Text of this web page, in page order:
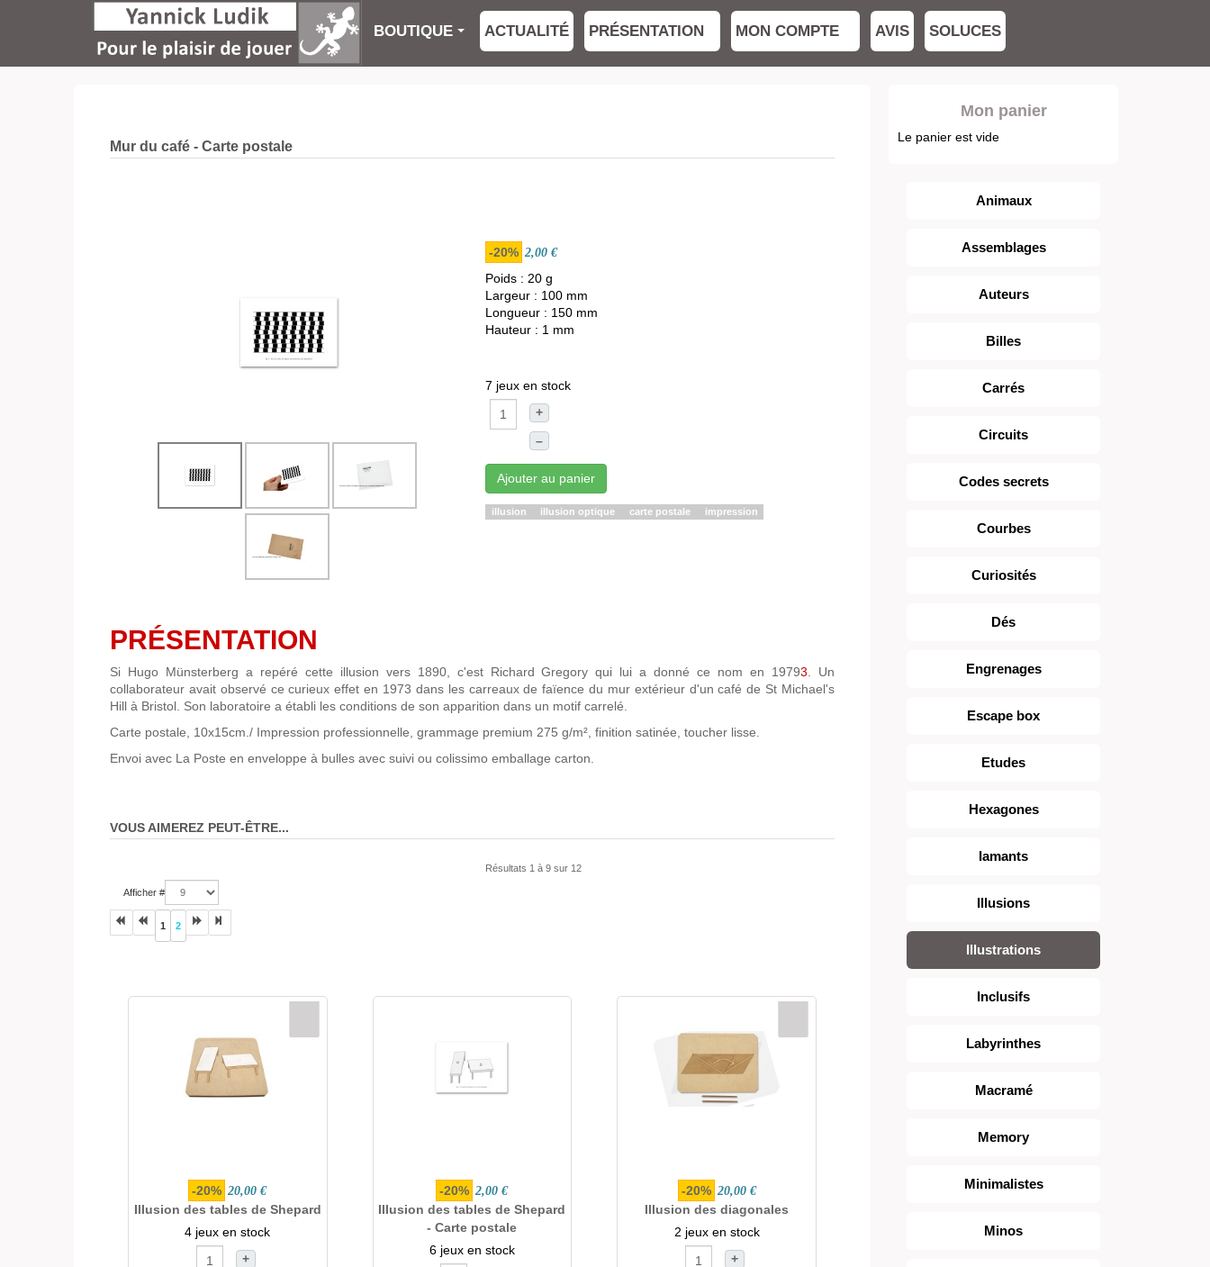
BOUTIQUE ACTUALITÉ PRÉSENTATION MON COMPTE AVIS SOLUCES
Mur du café - Carte postale
-20% 2,00 €
Poids : 20 g
Largeur : 100 mm
Longueur : 150 mm
Hauteur : 1 mm
7 jeux en stock
+
–
Ajouter au panier
illusion illusion optique carte postale impression
PRÉSENTATION
Si Hugo Münsterberg a repéré cette illusion vers 1890, c'est Richard Gregory qui lui a donné ce nom en 19793 . Un
collaborateur avait observé ce curieux effet en 1973 dans les carreaux de faïence du mur extérieur d'un café de St Michael's
Hill à Bristol. Son laboratoire a établi les conditions de son apparition dans un motif carrelé.
Carte postale, 10x15cm./ Impression professionnelle, grammage premium 275 g/m², finition satinée, toucher lisse.
Envoi avec La Poste en enveloppe à bulles avec suivi ou colissimo emballage carton.
VOUS AIMEREZ PEUT-ÊTRE...
Afficher #
1 2
Résultats 1 à 9 sur 12
-20% 20,00 €
Illusion des tables de Shepard
4 jeux en stock
+
-20% 2,00 €
Illusion des tables de Shepard
- Carte postale
6 jeux en stock
-20% 20,00 €
Illusion des diagonales
2 jeux en stock
+
Mon panier
Le panier est vide
Animaux
Assemblages
Auteurs
Billes
Carrés
Circuits
Codes secrets
Courbes
Curiosités
Dés
Engrenages
Escape box
Etudes
Hexagones
Iamants
Illusions
Illustrations
Inclusifs
Labyrinthes
Macramé
Memory
Minimalistes
Minos